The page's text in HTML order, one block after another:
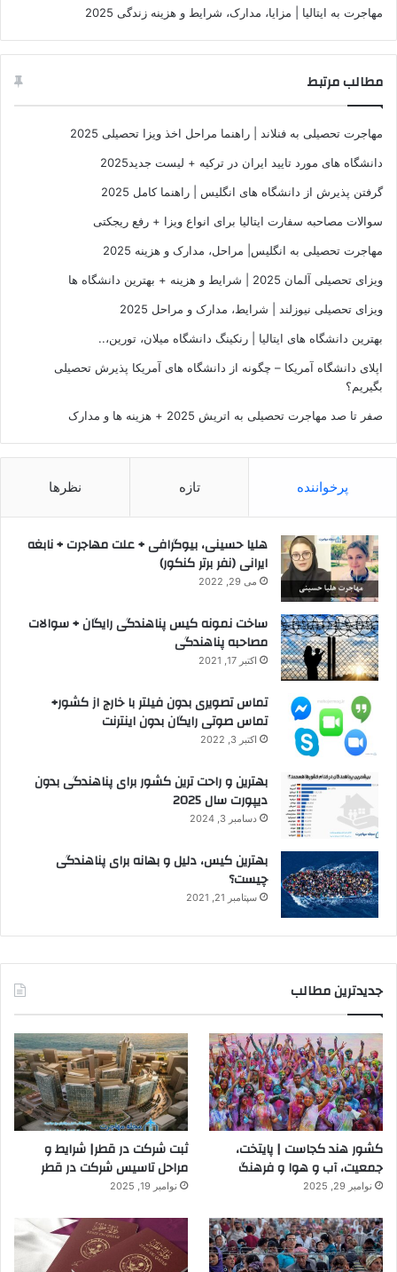
مهاجرت به ایتالیا | مزایا، مدارک، شرایط و هزینه زندگی 2025
مطالب مرتبط
مهاجرت تحصیلی به فنلاند | راهنما مراحل اخذ ویزا تحصیلی 2025
دانشگاه های مورد تایید ایران در ترکیه + لیست جدید2025
گرفتن پذیرش از دانشگاه های انگلیس | راهنما کامل 2025
سوالات مصاحبه سفارت ایتالیا برای انواع ویزا + رفع ریجکتی
مهاجرت تحصیلی به انگلیس| مراحل، مدارک و هزینه 2025
ویزای تحصیلی آلمان 2025 | شرایط و هزینه + بهترین دانشگاه ها
ویزای تحصیلی نیوزلند | شرایط، مدارک و مراحل 2025
بهترین دانشگاه های ایتالیا | رنکینگ دانشگاه میلان، تورین،..
اپلای دانشگاه آمریکا – چگونه از دانشگاه های آمریکا پذیرش تحصیلی
بگیریم؟
صفر تا صد مهاجرت تحصیلی به اتریش 2025 + هزینه ها و مدارک
پرخواننده تازه نظرها
هلیا حسینی، بیوگرافی + علت مهاجرت + نابغه
ایرانی (نفر برتر کنکور)
می 29, 2022
ساخت نمونه کیس پناهندگی رایگان + سوالات
مصاحبه پناهندگی
اکتبر 17, 2021
تماس تصویری بدون فیلتر با خارج از کشور+
تماس صوتی رایگان بدون اینترنت
اکتبر 3, 2022
بهترین و راحت ترین کشور برای پناهندگی بدون
دیپورت سال 2025
دسامبر 3, 2024
بهترین کیس، دلیل و بهانه برای پناهندگی
چیست؟
سپتامبر 21, 2021
جدیدترین مطالب
کشور هند کجاست | پایتخت،
جمعیت، آب و هوا و فرهنگ
نوامبر 29, 2025
ثبت شرکت در قطر| شرایط و
مراحل تاسیس شرکت در قطر
نوامبر 19, 2025